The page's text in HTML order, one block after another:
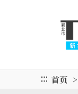
::: 首页